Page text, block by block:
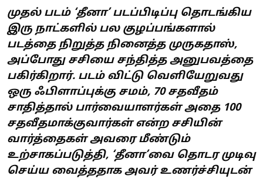
முதல் படம் ‘தீனா’ படப்பிடிப்பு தொடங்கிய
இரு நாட்களில் பல குழப்பங்களால்
படத்தை நிறுத்த நினைத்த முருகதாஸ்,
அப்போது சசியை சந்தித்த அனுபவத்தை
பகிர்கிறார். படம் விட்டு வெளியேறுவது
ஒரு ஃபிளாப்புக்கு சமம், 70 சதவீதம்
சாதித்தால் பார்வையாளர்கள் அதை 100
சதவீதமாக்குவார்கள் என்ற சசியின்
வார்த்தைகள் அவரை மீண்டும்
உற்சாகப்படுத்தி, ‘தீனா’வை தொடர முடிவு
செய்ய வைத்ததாக அவர் உணர்ச்சியுடன்